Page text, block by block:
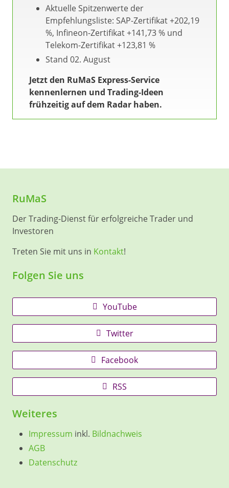
Aktuelle Spitzenwerte der
Empfehlungsliste: SAP-Zertifikat +202,19
%, Infineon-Zertifikat +141,73 % und
Telekom-Zertifikat +123,81 %
Stand 02. August
Jetzt den RuMaS Express-Service
kennenlernen und Trading-Ideen
frühzeitig auf dem Radar haben.
RuMaS
Der Trading-Dienst für erfolgreiche Trader und
Investoren
Treten Sie mit uns in Kontakt!
Folgen Sie uns
YouTube
Twitter
Facebook
RSS
Weiteres
Impressum inkl. Bildnachweis
AGB
Datenschutz